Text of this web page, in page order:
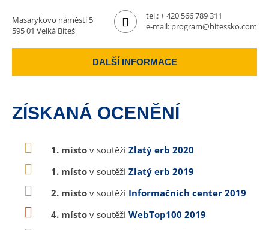
Masarykovo náměstí 5
595 01 Velká Bíteš
tel.:+ 420 566 789 311
e-mail: program@bitessko.com
DALŠÍ INFORMACE
ZÍSKANÁ OCENĚNÍ
1. místo v soutěži Zlatý erb 2020
1. místo v soutěži Zlatý erb 2019
2. místo v soutěži Informačních center 2019
4. místo v soutěži WebTop100 2019